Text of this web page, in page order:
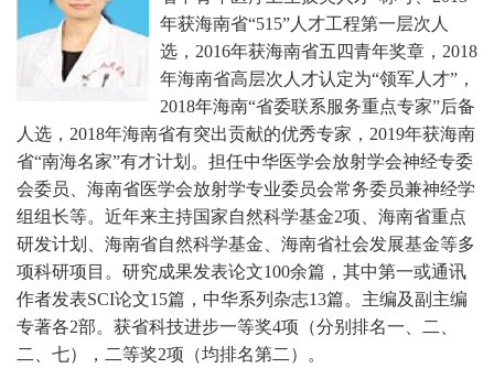
年获海南省“515”人才工程第一层次人
选，2016年获海南省五四青年奖章， 2018
年海南省高层次人才认定为“领军人才”，
2018年海南“省委联系服务重点专家”后备
人选，2018年海南省有突出贡献的优秀专家，2019年获海南
省“南海名家”有才计划。担任中华医学会放射学会神经专委
会委员、海南省医学会放射学专业委员会常务委员兼神经学
组组长等。近年来主持国家自然科学基金2项、海南省重点
研发计划、海南省自然科学基金、海南省社会发展基金等多
项科研项目。研究成果发表论文100余篇，其中第一或通讯
作者发表SCI论文15篇，中华系列杂志13篇。主编及副主编
专著各2部。获省科技进步一等奖4项（分别排名一、二、
二、七），二等奖2项（均排名第二）。